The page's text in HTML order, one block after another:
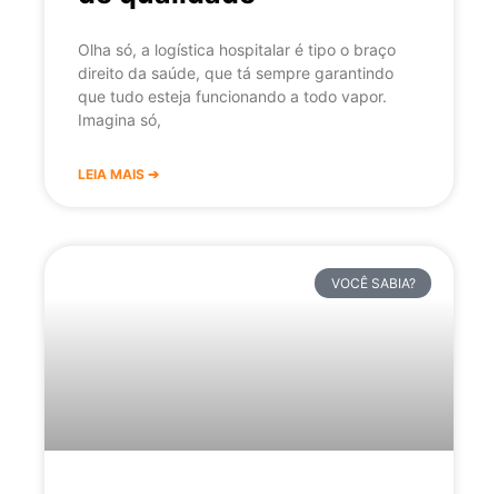
Olha só, a logística hospitalar é tipo o braço
direito da saúde, que tá sempre garantindo
que tudo esteja funcionando a todo vapor.
Imagina só,
LEIA MAIS ➔
VOCÊ SABIA?